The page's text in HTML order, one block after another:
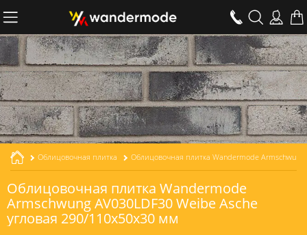
Облицовочная плитка
Облицовочная плитка Wandermode
Armschwung AV030LDF30 Weibe Asche
угловая 290/110x50x30 мм